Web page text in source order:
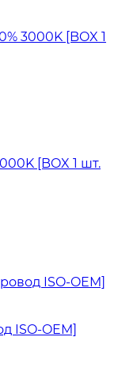
[BOX 1 шт.
ISO-OEM]